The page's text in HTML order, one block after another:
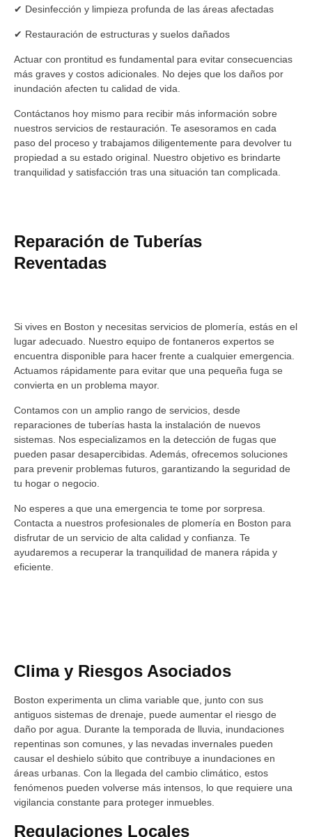
✔ Desinfección y limpieza profunda de las áreas afectadas
✔ Restauración de estructuras y suelos dañados
Actuar con prontitud es fundamental para evitar consecuencias
más graves y costos adicionales. No dejes que los daños por
inundación afecten tu calidad de vida.
Contáctanos hoy mismo para recibir más información sobre
nuestros servicios de restauración. Te asesoramos en cada
paso del proceso y trabajamos diligentemente para devolver tu
propiedad a su estado original. Nuestro objetivo es brindarte
tranquilidad y satisfacción tras una situación tan complicada.
Reparación de Tuberías
Reventadas
Si vives en Boston y necesitas servicios de plomería, estás en el
lugar adecuado. Nuestro equipo de fontaneros expertos se
encuentra disponible para hacer frente a cualquier emergencia.
Actuamos rápidamente para evitar que una pequeña fuga se
convierta en un problema mayor.
Contamos con un amplio rango de servicios, desde
reparaciones de tuberías hasta la instalación de nuevos
sistemas. Nos especializamos en la detección de fugas que
pueden pasar desapercibidas. Además, ofrecemos soluciones
para prevenir problemas futuros, garantizando la seguridad de
tu hogar o negocio.
No esperes a que una emergencia te tome por sorpresa.
Contacta a nuestros profesionales de plomería en Boston para
disfrutar de un servicio de alta calidad y confianza. Te
ayudaremos a recuperar la tranquilidad de manera rápida y
eficiente.
Clima y Riesgos Asociados
Boston experimenta un clima variable que, junto con sus
antiguos sistemas de drenaje, puede aumentar el riesgo de
daño por agua. Durante la temporada de lluvia, inundaciones
repentinas son comunes, y las nevadas invernales pueden
causar el deshielo súbito que contribuye a inundaciones en
áreas urbanas. Con la llegada del cambio climático, estos
fenómenos pueden volverse más intensos, lo que requiere una
vigilancia constante para proteger inmuebles.
Regulaciones Locales